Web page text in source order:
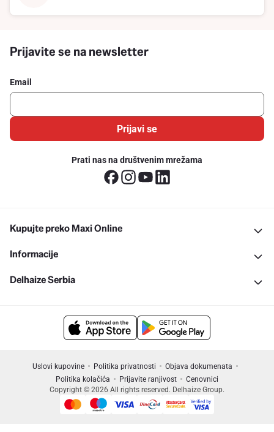
Prijavite se na newsletter
Email
Prijavi se
Prati nas na društvenim mrežama
Kupujte preko Maxi Online
Informacije
Delhaize Serbia
Uslovi kupovine Politika privatnosti
Objava dokumenata
Politika kolačića
Prijavite ranjivost
Cenovnici
Copyright © 2026 All rights reserved. Delhaize Group.